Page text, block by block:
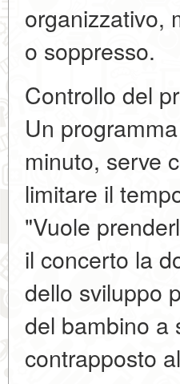
organizzativo,
o soppresso.
Controllo del
Un
minuto, serve
limitare il
"Vuole
il concerto la
dello sviluppo
del bambino a
contrapposto